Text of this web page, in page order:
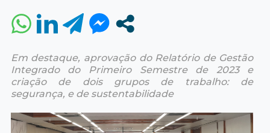
Em destaque, aprovação do Relatório de Gestão
Integrado do Primeiro Semestre de 2023 e
criação de dois grupos de trabalho: de
segurança, e de sustentabilidade